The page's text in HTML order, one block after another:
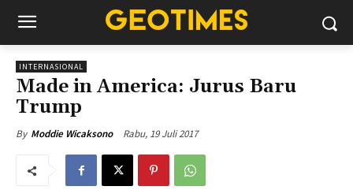
INTERNASIONAL
Made in America: Jurus Baru
Trump
By Moddie Wicaksono Rabu, 19 Juli 2017